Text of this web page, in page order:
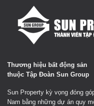
Thương hiệu bất động sản
thuộc Tập Đoàn Sun Group
Sun Property kỳ vọng đóng
Nam bằng những dự án quy